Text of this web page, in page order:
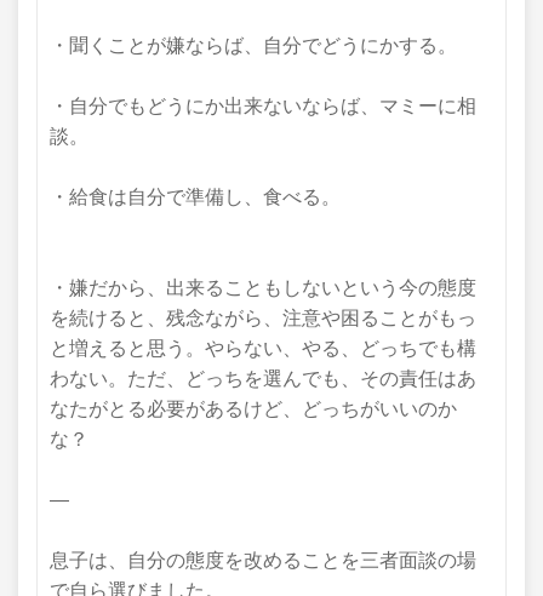
・聞くことが嫌ならば、自分でどうにかする。
・自分でもどうにか出来ないならば、マミーに相
談。
・給食は自分で準備し、食べる。
・嫌だから、出来ることもしないという今の態度
を続けると、残念ながら、 注意や困ることがもっ
と増えると思う。 やらない、やる、どっちでも構
わない。 ただ、どっちを選んでも、その責任はあ
なたがとる必要があるけど、どっちがいいのか
な？
—
息子は、自分の態度を改めることを三者面談の場
で自ら選びました。